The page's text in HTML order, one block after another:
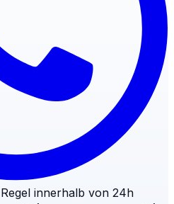
innerhalb von 24h